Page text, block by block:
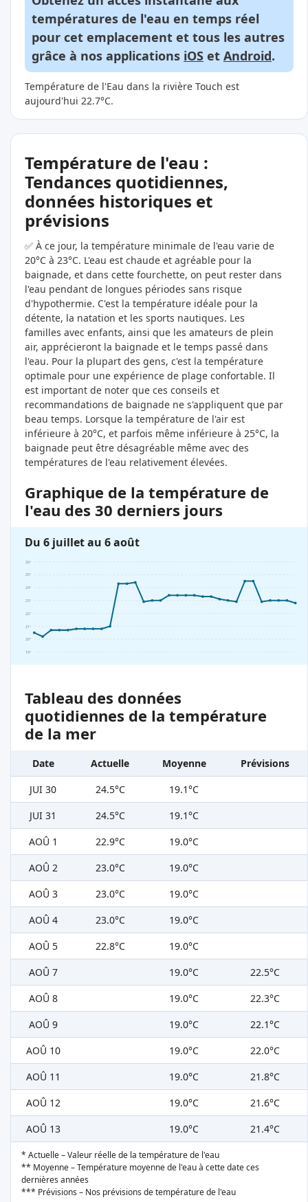
températures de l'eau en temps réel
pour cet emplacement et tous les autres
grâce à nos applications iOS et Android.
Température de l'Eau dans la rivière Touch est
aujourd'hui 22.7°C.
Température de l'eau :
Tendances quotidiennes,
données historiques et
prévisions
✅ À ce jour, la température minimale de l'eau varie de
20°C à 23°C. L'eau est chaude et agréable pour la
baignade, et dans cette fourchette, on peut rester dans
l'eau pendant de longues périodes sans risque
d'hypothermie. C'est la température idéale pour la
détente, la natation et les sports nautiques. Les
familles avec enfants, ainsi que les amateurs de plein
air, apprécieront la baignade et le temps passé dans
l'eau. Pour la plupart des gens, c'est la température
optimale pour une expérience de plage confortable. Il
est important de noter que ces conseils et
recommandations de baignade ne s'appliquent que par
beau temps. Lorsque la température de l'air est
inférieure à 20°C, et parfois même inférieure à 25°C, la
baignade peut être désagréable même avec des
températures de l'eau relativement élevées.
Graphique de la température de
l'eau des 30 derniers jours
Du 6 juillet au 6 août
19°
20°
21°
22°
23°
24°
25°
26°
Tableau des données
quotidiennes de la température
de la mer
Date Actuelle Moyenne
Prévisions
JUI 30
24.5°C
19.1°C
JUI 31
24.5°C
19.1°C
AOÛ 1
22.9°C
19.0°C
AOÛ 2
23.0°C
19.0°C
AOÛ 3
23.0°C
19.0°C
AOÛ 4
23.0°C
19.0°C
AOÛ 5
22.8°C
19.0°C
AOÛ 7
19.0°C
22.5°C
AOÛ 8
19.0°C
22.3°C
AOÛ 9
19.0°C
22.1°C
AOÛ 10
19.0°C
22.0°C
AOÛ 11
19.0°C
21.8°C
AOÛ 12
19.0°C
21.6°C
AOÛ 13
19.0°C 21.4°C
* Actuelle – Valeur réelle de la température de l'eau
** Moyenne – Température moyenne de l'eau à cette date ces
dernières années
*** Prévisions – Nos prévisions de température de l'eau